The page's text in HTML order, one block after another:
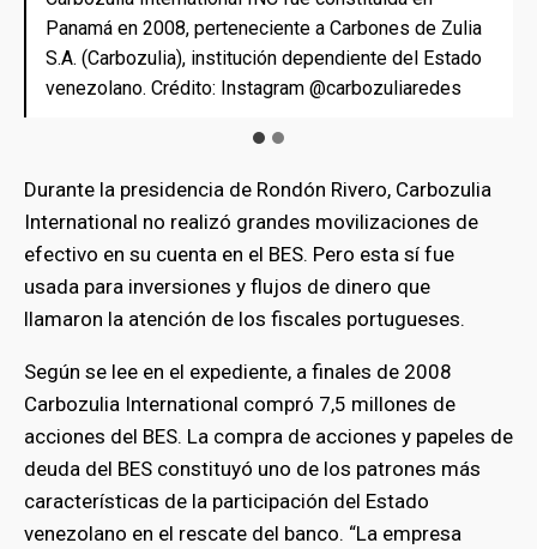
Panamá en 2008, perteneciente a Carbones de Zulia
S.A. (Carbozulia), institución dependiente del Estado
venezolano. Crédito: Instagram @carbozuliaredes
su representación por Carbozulia International tenía
como objetivo la comercialización en mercados
extranjeros. Crédito: Instagram @carbozuliaredes
Durante la presidencia de Rondón Rivero, Carbozulia
International no realizó grandes movilizaciones de
efectivo en su cuenta en el BES. Pero esta sí fue
usada para inversiones y flujos de dinero que
llamaron la atención de los fiscales portugueses.
Según se lee en el expediente, a finales de 2008
Carbozulia International compró 7,5 millones de
acciones del BES. La compra de acciones y papeles de
deuda del BES constituyó uno de los patrones más
características de la participación del Estado
venezolano en el rescate del banco. “La empresa